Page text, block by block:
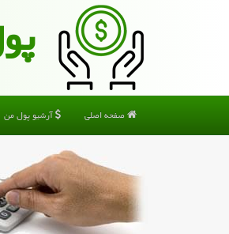
صفحه اصلی آرشیو پول من